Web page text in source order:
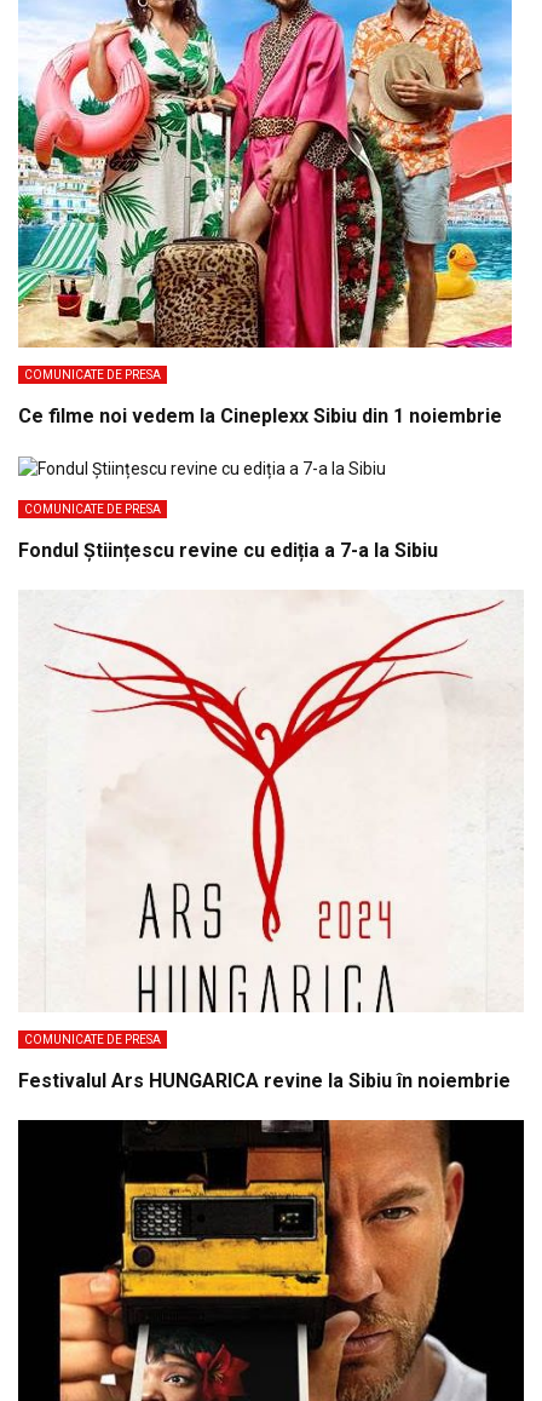
COMUNICATE DE PRESA
Ce filme noi vedem la Cineplexx Sibiu din 1 noiembrie
COMUNICATE DE PRESA
Fondul Științescu revine cu ediția a 7-a la Sibiu
COMUNICATE DE PRESA
Festivalul Ars HUNGARICA revine la Sibiu în noiembrie